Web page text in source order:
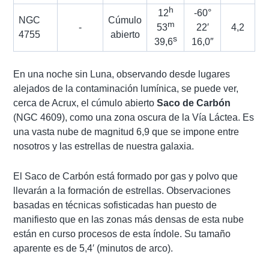
NGC
4755
-
Cúmulo
abierto
12h
53m
39,6s
-60°
22′
16,0″
4,2
En una noche sin Luna, observando desde lugares
alejados de la contaminación lumínica, se puede ver,
cerca de Acrux, el cúmulo abiertoSaco de Carbón
(NGC 4609), como una zona oscura de la Vía Láctea. Es
una vasta nube de magnitud 6,9 que se impone entre
nosotros y las estrellas de nuestra galaxia.
El Saco de Carbón está formado por gas y polvo que
llevarán a la formación de estrellas. Observaciones
basadas en técnicas sofisticadas han puesto de
manifiesto que en las zonas más densas de esta nube
están en curso procesos de esta índole. Su tamaño
aparente es de 5,4′ (minutos de arco).